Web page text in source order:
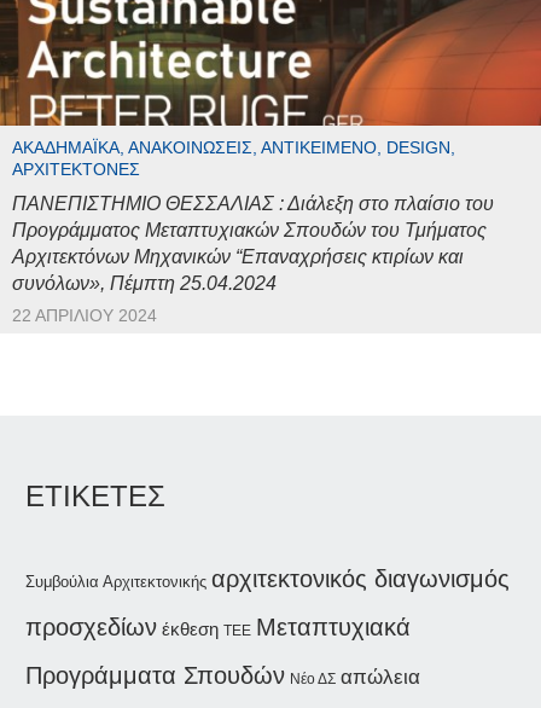
ΑΚΑΔΗΜΑΪΚΆ, ΑΝΑΚΟΙΝΏΣΕΙΣ, ΑΝΤΙΚΕΊΜΕΝΟ, DESIGN,
ΑΡΧΙΤΈΚΤΟΝΕΣ
ΠΑΝΕΠΙΣΤΗΜΙΟ ΘΕΣΣΑΛΙΑΣ : Διάλεξη στο πλαίσιο του
Προγράμματος Μεταπτυχιακών Σπουδών του Τμήματος
Αρχιτεκτόνων Μηχανικών “Επαναχρήσεις κτιρίων και
συνόλων», Πέμπτη 25.04.2024
22 ΑΠΡΙΛΊΟΥ 2024
ΕΤΙΚΕΤΕΣ
Συμβούλια Αρχιτεκτονικής αρχιτεκτονικός διαγωνισμός
προσχεδίων έκθεση ΤΕΕ Μεταπτυχιακά
Προγράμματα Σπουδών Νέο ΔΣ απώλεια